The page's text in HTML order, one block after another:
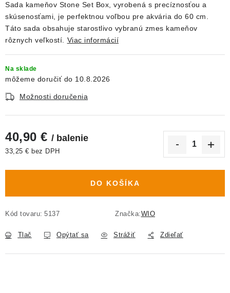
Sada kameňov Stone Set Box, vyrobená s precíznosťou a
skúsenosťami, je perfektnou voľbou pre akvária do 60 cm.
Táto sada obsahuje starostlivo vybranú zmes kameňov
rôznych veľkostí.
Viac informácií
Na sklade
10.8.2026
Možnosti doručenia
40,90 € / balenie
33,25 € bez DPH
DO KOŠÍKA
Kód tovaru: 5137 Značka:WIO
Tlač Opýtať sa Strážiť Zdieľať